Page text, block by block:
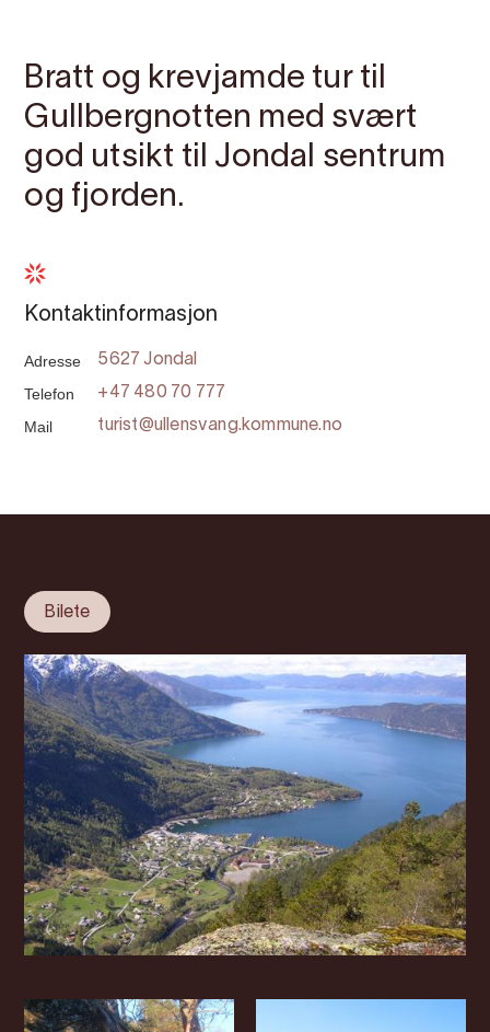
Bratt og krevjamde tur til
Gullbergnotten med svært
god utsikt til Jondal sentrum
og fjorden.
Kontaktinformasjon
Adresse 5627 Jondal
Telefon +47 480 70 777
Mail turist@ullensvang.kommune.no
Bilete